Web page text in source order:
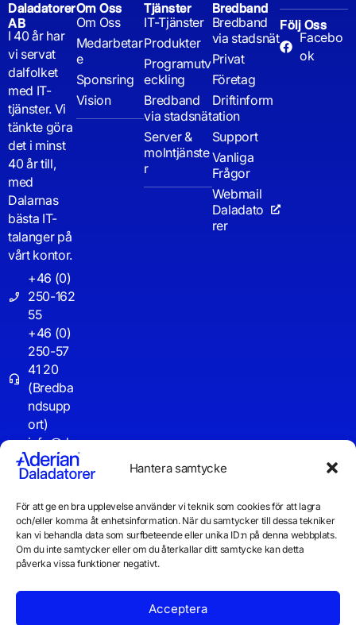
Hantera samtycke
För att ge en bra upplevelse använder vi teknik som cookies för att lagra
och/eller komma åt enhetsinformation. När du samtycker till dessa tekniker
kan vi behandla data som surfbeteende eller unika ID:n på denna webbplats.
Om du inte samtycker eller om du återkallar ditt samtycke kan detta
påverka vissa funktioner negativt.
Acceptera
Daladatorer
AB
I 40 år har
vi servat
dalfolket
med IT-
tjänster. Vi
tänkte göra
det i minst
40 år till,
med
Dalarnas
bästa IT-
talanger på
vårt kontor.
+46 (0)
250-162
55
+46 (0)
250-57
41 20
(Bredba
ndsupp
ort)
info@d
aladator
er.se
Driftinf
o
Om Oss
Om Oss
Medarbetar
e
Sponsring
Vision
Tjänster
IT-Tjänster
Produkter
Programutv
eckling
Bredband
via stadsnät
Server &
molntjänste
r
Bredband
Bredband
via stadsnät
Privat
Företag
Driftinform
ation
Support
Vanliga
Frågor
Webmail
Daladato
rer
Följ Oss
Facebo
ok